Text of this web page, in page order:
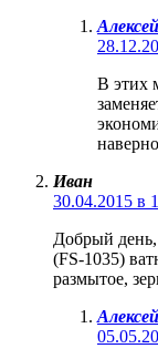
В этих
Иван
30.04.2015 в
Добрый день,
(FS-1035)
размытое,